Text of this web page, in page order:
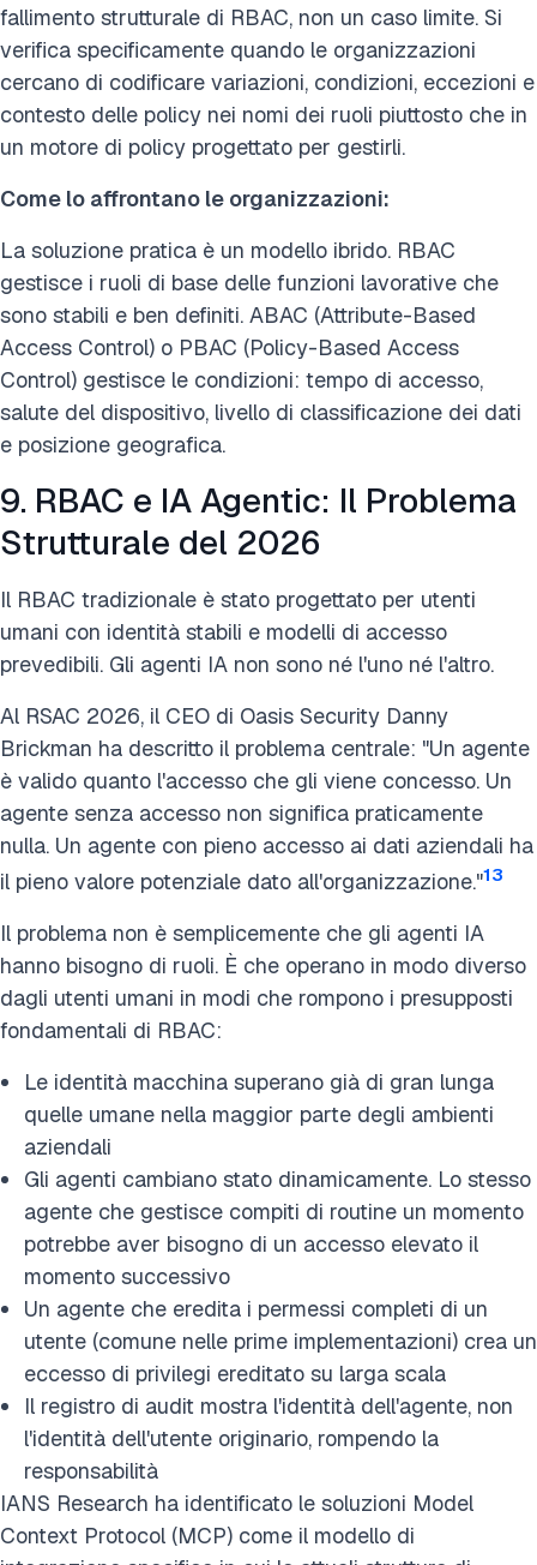
fallimento strutturale di RBAC, non un caso limite. Si
verifica specificamente quando le organizzazioni
cercano di codificare variazioni, condizioni, eccezioni e
contesto delle policy nei nomi dei ruoli piuttosto che in
un motore di policy progettato per gestirli.
Come lo affrontano le organizzazioni:
La soluzione pratica è un modello ibrido. RBAC
gestisce i ruoli di base delle funzioni lavorative che
sono stabili e ben definiti. ABAC (Attribute-Based
Access Control) o PBAC (Policy-Based Access
Control) gestisce le condizioni: tempo di accesso,
salute del dispositivo, livello di classificazione dei dati
e posizione geografica.
9. RBAC e IA Agentic: Il Problema
Strutturale del 2026
Il RBAC tradizionale è stato progettato per utenti
umani con identità stabili e modelli di accesso
prevedibili. Gli agenti IA non sono né l'uno né l'altro.
Al RSAC 2026, il CEO di Oasis Security Danny
Brickman ha descritto il problema centrale: "Un agente
è valido quanto l'accesso che gli viene concesso. Un
agente senza accesso non significa praticamente
nulla. Un agente con pieno accesso ai dati aziendali ha
il pieno valore potenziale dato all'organizzazione."13
Il problema non è semplicemente che gli agenti IA
hanno bisogno di ruoli. È che operano in modo diverso
dagli utenti umani in modi che rompono i presupposti
fondamentali di RBAC:
Le identità macchina superano già di gran lunga
quelle umane nella maggior parte degli ambienti
aziendali
Gli agenti cambiano stato dinamicamente. Lo stesso
agente che gestisce compiti di routine un momento
potrebbe aver bisogno di un accesso elevato il
momento successivo
Un agente che eredita i permessi completi di un
utente (comune nelle prime implementazioni) crea un
eccesso di privilegi ereditato su larga scala
Il registro di audit mostra l'identità dell'agente, non
l'identità dell'utente originario, rompendo la
responsabilità
IANS Research ha identificato le soluzioni Model
Context Protocol (MCP) come il modello di